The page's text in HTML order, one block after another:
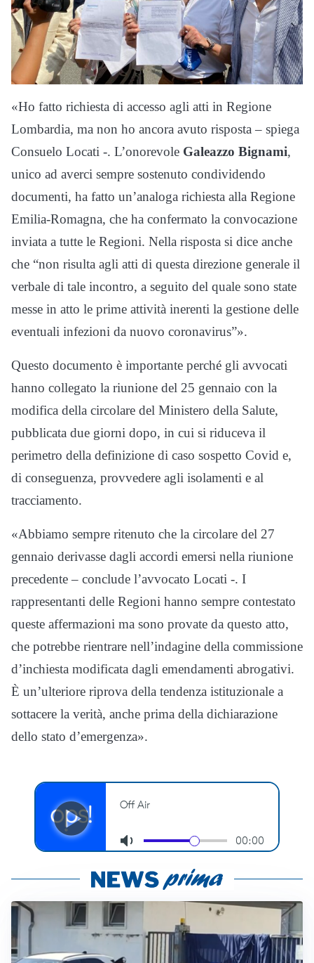
«Ho fatto richiesta di accesso agli atti in Regione
Lombardia, ma non ho ancora avuto risposta – spiega
Consuelo Locati -. L’onorevole Galeazzo Bignami,
unico ad averci sempre sostenuto condividendo
documenti, ha fatto un’analoga richiesta alla Regione
Emilia-Romagna, che ha confermato la convocazione
inviata a tutte le Regioni. Nella risposta si dice anche
che “non risulta agli atti di questa direzione generale il
verbale di tale incontro, a seguito del quale sono state
messe in atto le prime attività inerenti la gestione delle
eventuali infezioni da nuovo coronavirus”».
Questo documento è importante perché gli avvocati
hanno collegato la riunione del 25 gennaio con la
modifica della circolare del Ministero della Salute,
pubblicata due giorni dopo, in cui si riduceva il
perimetro della definizione di caso sospetto Covid e,
di conseguenza, provvedere agli isolamenti e al
tracciamento.
«Abbiamo sempre ritenuto che la circolare del 27
gennaio derivasse dagli accordi emersi nella riunione
precedente – conclude l’avvocato Locati -. I
rappresentanti delle Regioni hanno sempre contestato
queste affermazioni ma sono provate da questo atto,
che potrebbe rientrare nell’indagine della commissione
d’inchiesta modificata dagli emendamenti abrogativi.
È un’ulteriore riprova della tendenza istituzionale a
sottacere la verità, anche prima della dichiarazione
dello stato d’emergenza».